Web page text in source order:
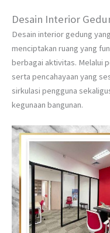
Desain Interior
Desain interior gedung
menciptakan ruang yang
berbagai aktivitas. Melalui
serta pencahayaan yang
sirkulasi pengguna
kegunaan bangunan.